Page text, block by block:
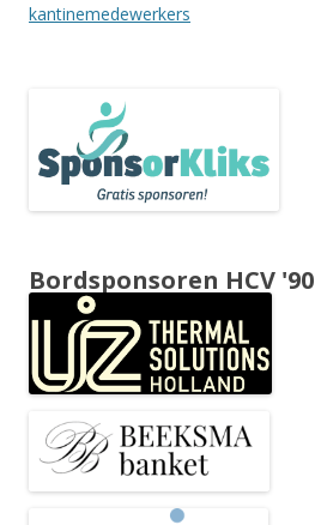
kantinemedewerkers
Bordsponsoren HCV '90